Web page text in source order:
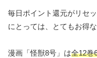
毎日ポイント還元がリセッ
にとっては、とてもお得
漫画「怪獣8号」は全12巻